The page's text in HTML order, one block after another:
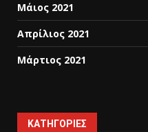
Μάιος 2021
Απρίλιος 2021
Μάρτιος 2021
KΑΤΗΓΟΡΊΕΣ